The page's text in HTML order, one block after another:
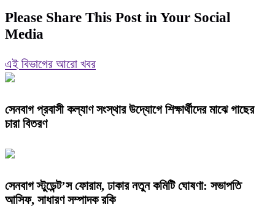
Please Share This Post in Your Social
Media
এই বিভাগের আরো খবর
সেনবাগ প্রবাসী কল্যাণ সংস্থার উদ্যোগে শিক্ষার্থীদের মাঝে গাছের
চারা বিতরণ
সেনবাগ স্টুডেন্ট’স ফোরাম, ঢাকার নতুন কমিটি ঘোষণা: সভাপতি
আসিফ, সাধারণ সম্পাদক রকি